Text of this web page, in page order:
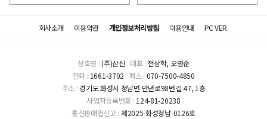
회사소개 이용약관 개인정보처리방침 이용안내 PC VER.
상호명 :(주)삼신 대표 : 전상학, 오명순
전화 : 1661-3702 팩스 : 070-7500-4850
주소 : 경기도 화성시 정남면 만년로98번길 47, 1층
사업자등록번호 : 124-81-20238
통신판매업신고 : 제2025-화성정남-0126호